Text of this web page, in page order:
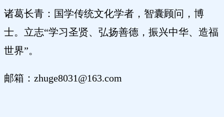
诸葛长青：国学传统文化学者，智囊顾问，博
士。立志“学习圣贤、弘扬善德，振兴中华、造福
世界”。
邮箱：zhuge8031@163.com